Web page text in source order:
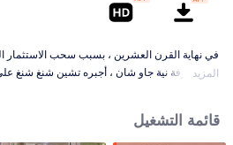
في نهاية القرن العشرين ، بسبب سحب
. بعد معرفة نية جاو شان ، أجبره تشين شنغ شنغ
المزيد
قائمة التشغيل